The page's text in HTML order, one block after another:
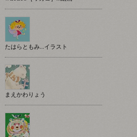
たはらともみ…イラスト
まえかわりょう